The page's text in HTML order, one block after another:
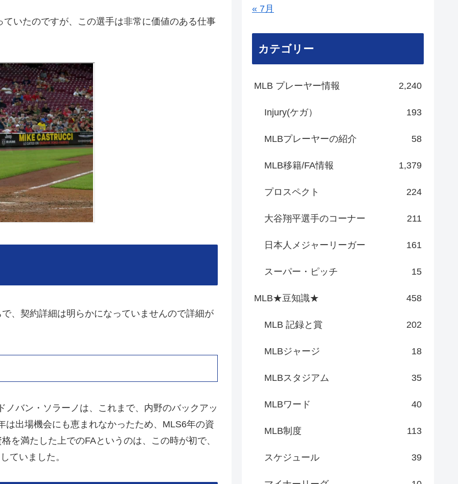
いたのですが、この選手は非常に価値のある仕事
、契約詳細は明らかになっていませんので詳細が
バン・ソラーノは、これまで、内野のバックアッ
出場機会にも恵まれなかったため、MLS6年の資
を満たした上でのFAというのは、この時が初で、
ていました。
« 7月
カテゴリー
MLB プレーヤー情報 2,240
Injury(ケガ） 193
MLBプレーヤーの紹介 58
MLB移籍/FA情報 1,379
プロスペクト 224
大谷翔平選手のコーナー 211
日本人メジャーリーガー 161
スーパー・ピッチ 15
MLB★豆知識★ 458
MLB 記録と賞 202
MLBジャージ 18
MLBスタジアム 35
MLBワード 40
MLB制度 113
スケジュール 39